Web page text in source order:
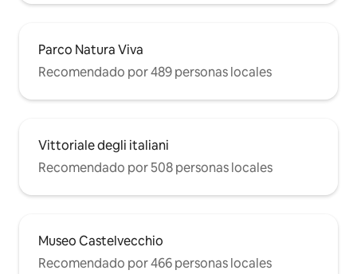
Parco Natura Viva
Recomendado por 489 personas locales
Vittoriale degli italiani
Recomendado por 508 personas locales
Museo Castelvecchio
Recomendado por 466 personas locales